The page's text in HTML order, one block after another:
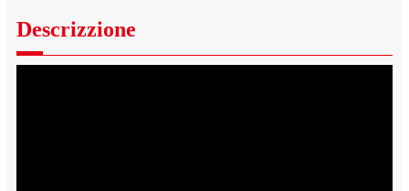
Descrizzione